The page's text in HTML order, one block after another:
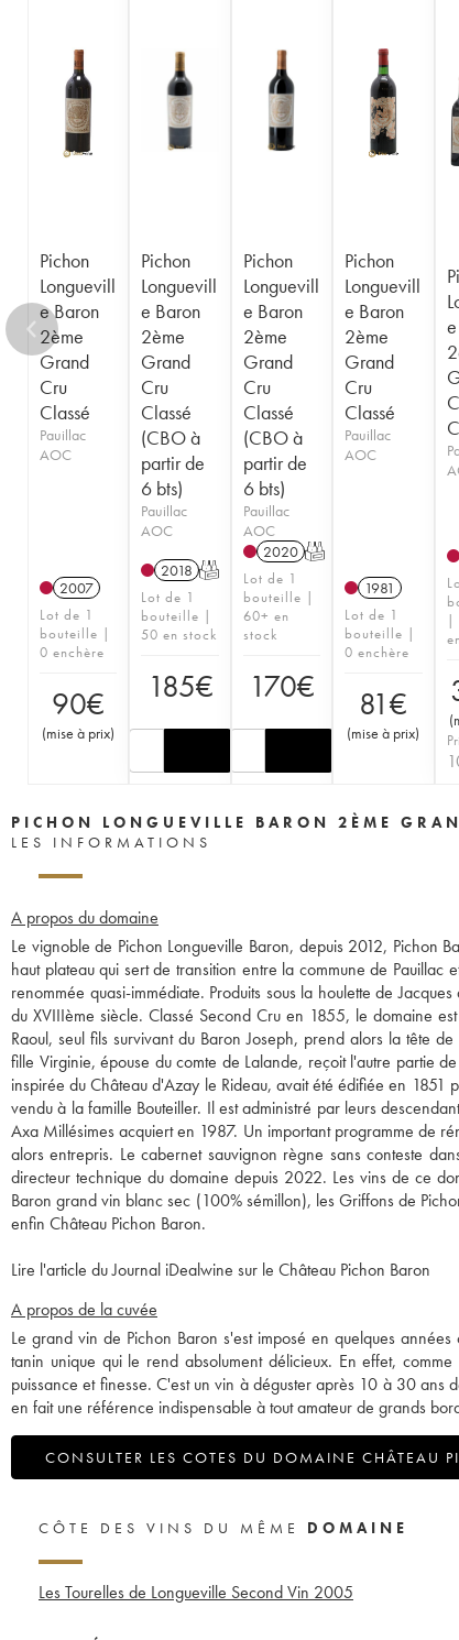
1950
1943
1940 1938 1936
1928
1916
Pichon
Longuevill
e Baron
2ème
Grand
Cru
Classé
Pauillac
AOC
2007
Lot de 1
bouteille |
0 enchère
90€
(mise à prix)
Pichon
Longuevill
e Baron
2ème
Grand
Cru
Classé
(CBO à
partir de
6 bts)
Pauillac
AOC
2018 T
Lot de 1
bouteille |
50 en stock
185€
Pichon
Longuevill
e Baron
2ème
Grand
Cru
Classé
(CBO à
partir de
6 bts)
Pauillac
AOC
2020 T
Lot de 1
bouteille |
60+ en
stock
170€
Pichon
Longuevill
e Baron
2ème
Grand
Cru
Classé
Pauillac
AOC
1981
Lot de 1
bouteille |
0 enchère
81€
(mise à prix)
|
(
PICHON LONGUEVILLE BARON 2ÈME
LES INFORMATIONS
A propos du domaine
Le vignoble de Pichon Longueville Baron, depuis 2012, Pichon
haut plateau qui sert de transition entre la commune de
renommée quasi-immédiate. Produits sous la houlette de
du XVIIIème siècle. Classé Second Cru en 1855, le domaine
Raoul, seul fils survivant du Baron Joseph, prend alors la tête
fille Virginie, épouse du comte de Lalande, reçoit l'autre partie
inspirée du Château d'Azay le Rideau, avait été édifiée en 1851
vendu à la famille Bouteiller. Il est administré par leurs
Axa Millésimes acquiert en 1987. Un important programme de
alors entrepris. Le cabernet sauvignon règne sans conteste
directeur technique du domaine depuis 2022. Les vins de ce
Baron grand vin blanc sec (100% sémillon), les Griffons de
enfin Château Pichon Baron.
Lire l'article du Journal iDealwine sur le Château Pichon Baron
A propos de la cuvée
Le grand vin de Pichon Baron s'est imposé en quelques
tanin unique qui le rend absolument délicieux. En effet,
puissance et finesse. C'est un vin à déguster après 10 à 30 ans
en fait une référence indispensable à tout amateur de grands
CONSULTER LES COTES DU DOMAINE CHÂTEAU
CÔTE DES VINS DU MÊME DOMAINE
Les Tourelles de Longueville Second Vin 2005